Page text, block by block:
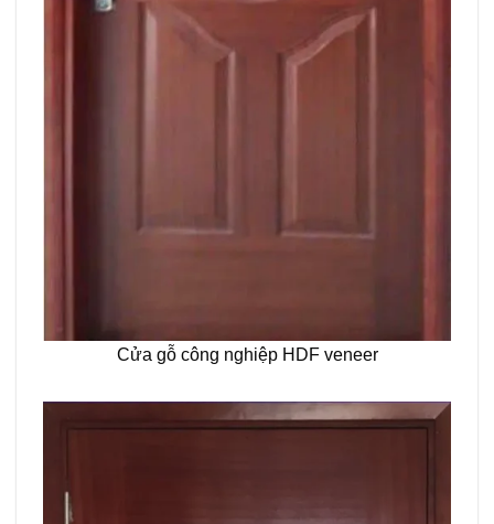
Cửa gỗ công nghiệp HDF veneer